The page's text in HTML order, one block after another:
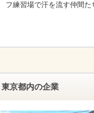
フ練習場で汗を流す仲間た
東京都内の企業